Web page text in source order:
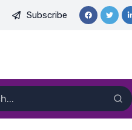
DIAS, FSA | Catedral de
Subscribe